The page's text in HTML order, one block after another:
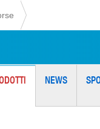
NEWS